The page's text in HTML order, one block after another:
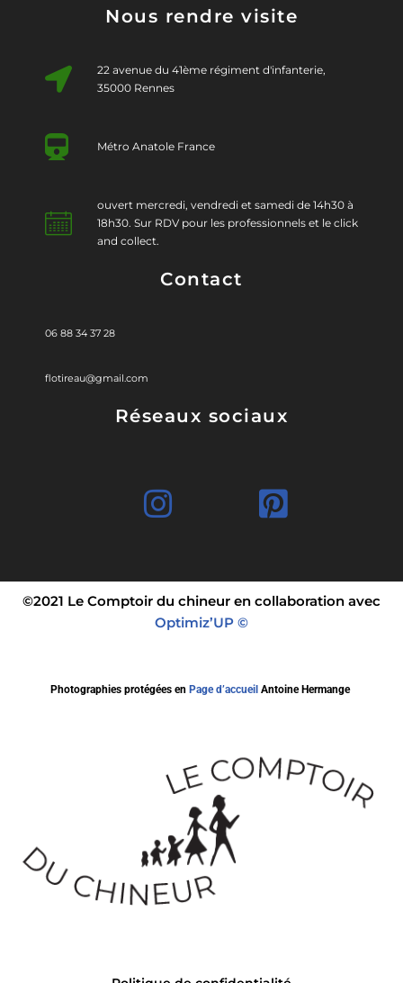
Nous rendre visite
22 avenue du 41ème régiment d'infanterie,
35000 Rennes
Métro Anatole France
ouvert mercredi, vendredi et samedi de 14h30 à
18h30. Sur RDV pour les professionnels et le click
and collect.
Contact
06 88 34 37 28
flotireau@gmail.com
Réseaux sociaux
©2021 Le Comptoir du chineur en collaboration avec
Optimiz’UP ©
Photographies protégées en Page d’accueil Antoine Hermange